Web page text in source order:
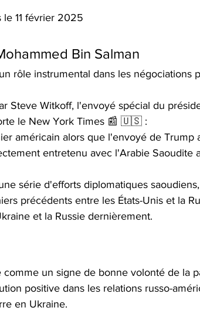
le 11 février 2025
Bin Salman
rôle instrumental dans les négociations
Steve Witkoff, l'envoyé spécial du
le New York Times 📰 🇺🇸 :
américain alors que l'envoyé de Trump
entretenu avec l'Arabie Saoudite
série d'efforts diplomatiques
précédents entre les États-Unis et la
et la Russie dernièrement.
un signe de bonne volonté de la
positive dans les relations russo-
en Ukraine.